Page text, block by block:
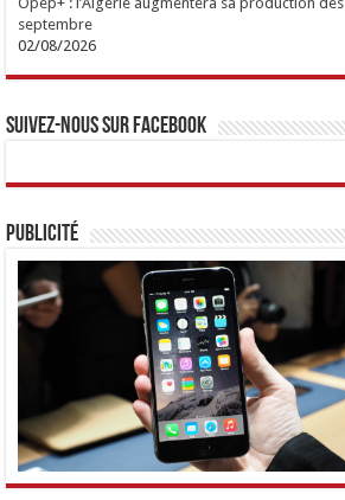
septembre
02/08/2026
Suivez-nous sur Facebook
Publicité